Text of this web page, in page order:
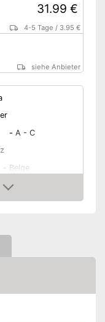
31.99 €
4-5 Tage / 3.95 €
siehe Anbieter
- A - C
Beige
- Schwarz
für die